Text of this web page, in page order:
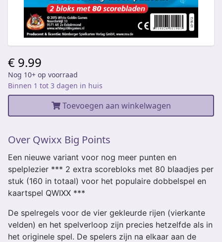
€ 9.99
Nog 10+ op voorraad
Binnen 1 tot 3 dagen in huis
Toevoegen aan winkelwagen
Over Qwixx Big Points
Een nieuwe variant voor nog meer punten en
spelplezier *** 2 extra scorebloks met 80 blaadjes per
stuk (160 in totaal) voor het populaire dobbelspel en
kaartspel QWIXX ***
De spelregels voor de vier gekleurde rijen (vierkante
velden) en het spelverloop zijn precies hetzelfde als in
het originele spel. De spelers zijn na elkaar aan de